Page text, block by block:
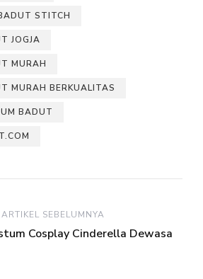
STITCH
JOGJA
MURAH
MURAH BERKUALITAS
BADUT
ARTIKEL SEBELUMNYA
Cosplay Cinderella Dewasa